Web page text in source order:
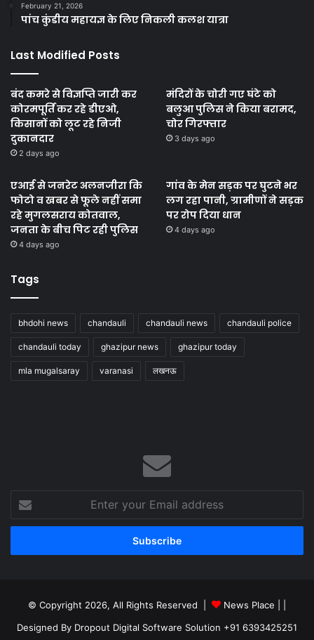
February 21, 2026
पांच कुंडीय महायज्ञ के लिए निकली कलश यात्रा
Last Modified Posts
बंद कमरे से विज्ञप्ति जारी कर
कोरमपूर्ति कर रहे डीएओ,
किसानों को लूट रहे निजी
दुकानदार
2 days ago
मंदिरों के चोरी गए घंटे को
बलुआ पुलिस ने किया बरामद,
चोर गिरफ्तार
3 days ago
एआई से जनरेट अलनजीरा कि
फोटो व खबर से फूले नहीं समा
रहे मुगलसराय कोतवाल,
जनता के बीच पिट रही पुलिस
4 days ago
गांव के मेन सड़क पर घुटने भर
लग रहा पानी, ग्रामीणों ने सड़क
पर रोप दिया धान
4 days ago
Tags
bhdohi news chandauli chandauli news chandauli police
chandauli today ghazipur news ghazipur today
mla mugalsaray varanasi लखनऊ
your
Email
© Copyright 2026, All Rights Reserved | News Place |
Designed By Dropout Digital Software Solution +91 6393425251